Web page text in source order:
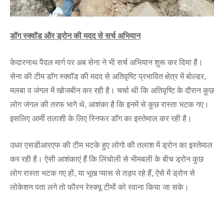
डॉग स्क्वॉड और ड्रोन की मदद से सर्च अभियान
केदारनाथ पैदल मार्ग पर अब सेना ने भी सर्च अभियान शुरू कर दिया है।
सेना की टीम डॉग स्क्वॉड की मदद से अतिवृष्टि प्रभावित क्षेत्र में बोल्डर,
मलबा व जंगल में खोजबीन कर रही है। चर्चा थी कि अतिवृष्टि के दौरान कुछ
लोग जंगल की तरफ भागे थे, आशंका है कि इनमें से कुछ रास्ता भटक गए।
इसलिए आर्मी तलाशी के लिए स्निफर डॉग का इस्तेमाल कर रही है।
उधर एसडीआरएफ की टीम भटके हुए लोगो की तलाश में ड्रोन का इस्तेमाल
कर रही है। ऐसी आशंकाएं हैं कि लिंचोली से भीमबली के बीच ड्रोन कुछ
लोग रास्ता भटक गए हों, या भूख प्यास से तड़प रहे हैं, ऐसे में ड्रोन से
लोकेशन पता लगे तो फौरन रेस्क्यू टीमों को रवाना किया जा सके।